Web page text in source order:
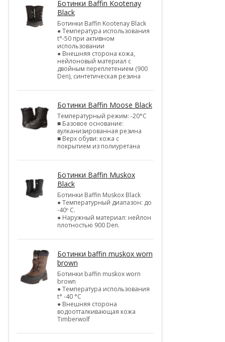
Ботинки Baffin Kootenay
Black
Ботинки Baffin Kootenay Black
● Температура использования
t°-50 при активном
использовании
● Внешняя сторона кожа,
нейлоновый материал с
двойным переплетением (900
Den), синтетическая резина
Ботинки Baffin Moose Black
Температурный режим: -20°С
■ Базовое основание:
вулканизированная резина
■ Верх обуви: кожа с
покрытием из полиуретана
Ботинки Baffin Muskox
Black
Ботинки Baffin Muskox Black
● Температурный диапазон: до
-40º C.
● Наружный материал: нейлон
плотностью 900 Den.
Ботинки baffin muskox worn
brown
Ботинки baffin muskox worn
brown
● Температура использования
t° -40 °C
● Внешняя сторона
водоотталкивающая кожа
Timberwolf